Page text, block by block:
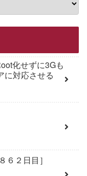
化せずに3Gも
に対応させる
６２日目］